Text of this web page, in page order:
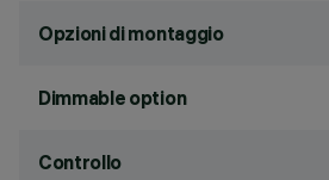
Opzioni di montaggio
Dimmable option
Controllo